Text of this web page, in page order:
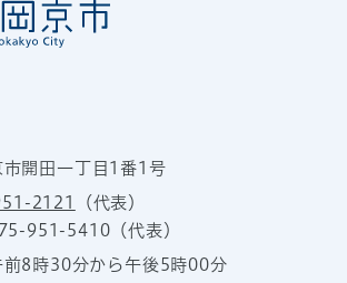
市開田一丁目1番1号
2121
（代表）
951-5410（代表）
前8時30分から午後5時00分